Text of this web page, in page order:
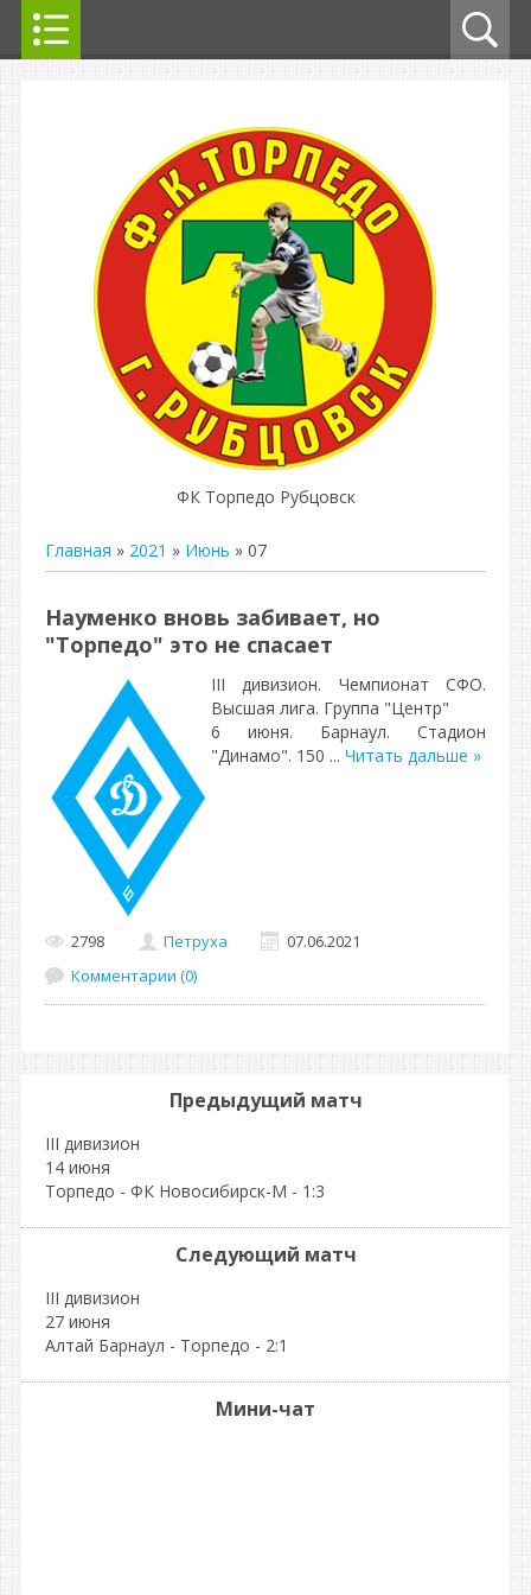
ФК Торпедо Рубцовск
Главная » 2021 » Июнь » 07
Науменко вновь забивает, но
"Торпедо" это не спасает
III дивизион. Чемпионат СФО.
Высшая лига. Группа "Центр"
6 июня. Барнаул. Стадион
"Динамо". 150 ... Читать дальше »
2798 Петруха
07.06.2021
Комментарии (0)
Предыдущий матч
III дивизион
14 июня
Торпедо - ФК Новосибирск-М - 1:3
Следующий матч
III дивизион
27 июня
Алтай Барнаул - Торпедо - 2:1
Мини-чат